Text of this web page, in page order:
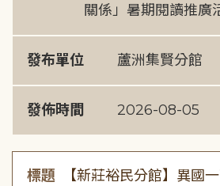
關係」暑期閱讀推廣
發布單位 蘆洲集賢分館
發佈時間 2026-08-05
標題
【新莊裕民分館】異國